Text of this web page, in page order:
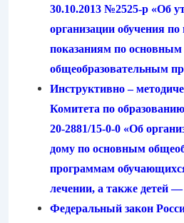
30.10.2013 №2525-р «Об
организации обучения
показаниям по основным
общеобразовательным
Инструктивно –
Комитета по
20-2881/15-0-0 «Об
дому по основным
программам
лечении, а также детей
Федеральный закон